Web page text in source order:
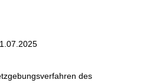
des